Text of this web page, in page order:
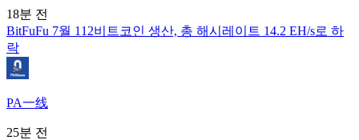
18분 전
BitFuFu 7월 112비트코인 생산, 총 해시레이트 14.2 EH/s로 하
락
PA一线
25분 전